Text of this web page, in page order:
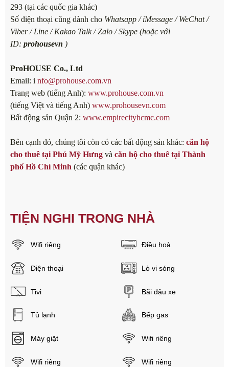
293 (tại các quốc gia khác)
Số điện thoại cũng dành cho Whatsapp / iMessage / WeChat /
Viber / Line / Kakao Talk / Zalo / Skype (hoặc với
ID: prohousevn )
ProHOUSE Co., Ltd
Email: i nfo@prohouse.com.vn
Trang web (tiếng Anh): www.prohouse.com.vn
(tiếng Việt và tiếng Anh) www.prohousevn.com
Bất động sản Quận 2: www.empirecityhcmc.com
Bên cạnh đó, chúng tôi còn có các bất động sản khác: căn hộ
cho thuê tại Phú Mỹ Hưng và căn hộ cho thuê tại Thành
phố Hồ Chí Minh (các quận khác)
TIỆN NGHI TRONG NHÀ
Wifi riêng Điều hoà
Điện thoại Lò vi sóng
Tivi Bãi đậu xe
Tủ lạnh Bếp gas
Máy giặt Wifi riêng
Wifi riêng Wifi riêng